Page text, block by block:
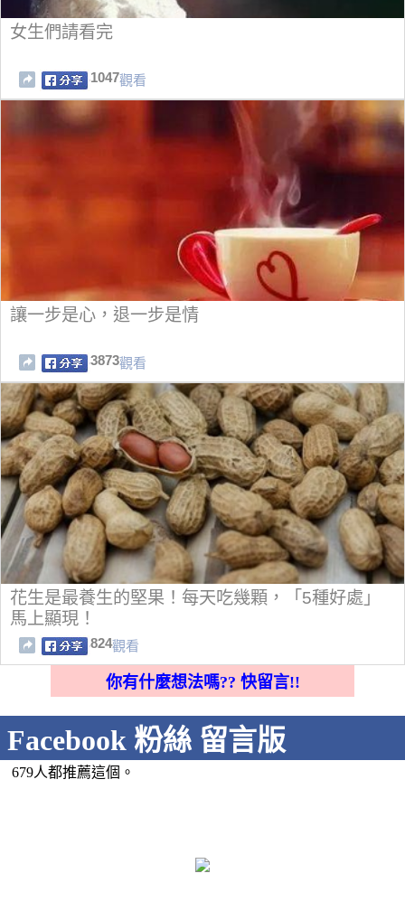
女生們請看完
1047觀看
讓一步是心，退一步是情
3873觀看
花生是最養生的堅果！每天吃幾顆，「5種好處」
馬上顯現！
824觀看
你有什麼想法嗎?? 快留言!!
Facebook 粉絲 留言版
679人都推薦這個。